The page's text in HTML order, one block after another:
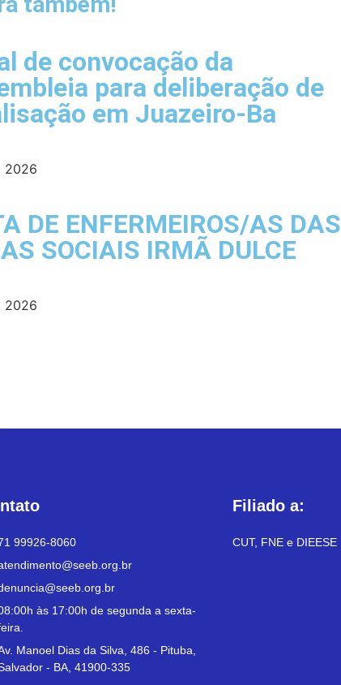
de convocação da
para deliberação de
em Juazeiro-Ba
2026
DE ENFERMEIROS/AS DAS
SOCIAIS IRMÃ DULCE
2026
99926-8060
às 17:00h de segunda a sexta-
Manoel Dias da Silva, 486 - Pituba,
- BA, 41900-335
Filiado a:
CUT, FNE e DIEESE